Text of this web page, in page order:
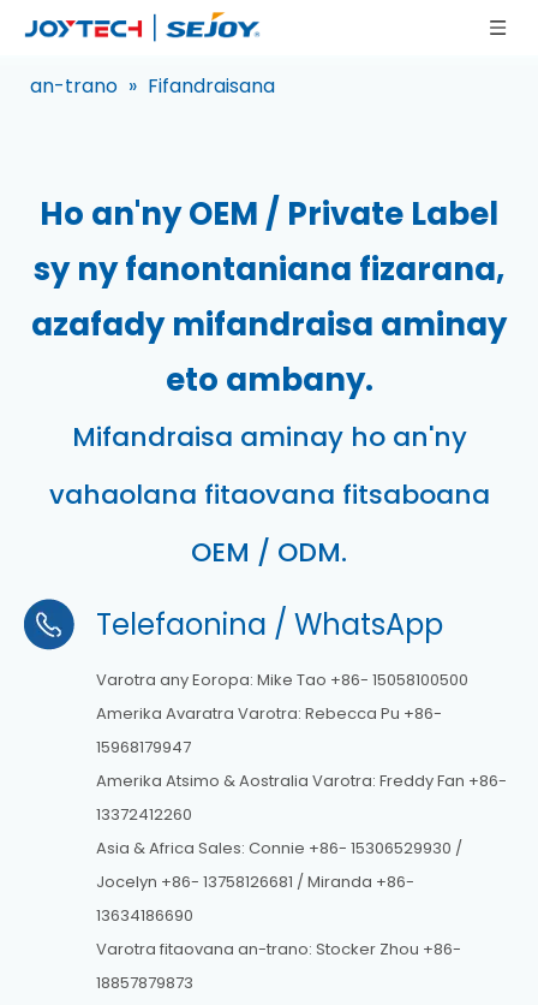
an-trano » Fifandraisana
Ho an'ny OEM / Private Label
sy ny fanontaniana fizarana,
azafady mifandraisa aminay
eto ambany.
Mifandraisa aminay ho an'ny
vahaolana fitaovana fitsaboana
OEM / ODM.
Telefaonina / WhatsApp
Varotra any Eoropa: Mike Tao +86- 15058100500
Amerika Avaratra Varotra: Rebecca Pu +86-
15968179947
Amerika Atsimo & Aostralia Varotra: Freddy Fan +86-
13372412260
Asia & Africa Sales: Connie +86- 15306529930 /
Jocelyn +86- 13758126681 / Miranda +86-
13634186690
Varotra fitaovana an-trano: Stocker Zhou +86-
18857879873